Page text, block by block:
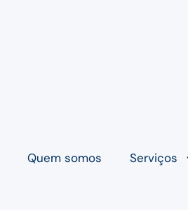
Quem somos Serviços